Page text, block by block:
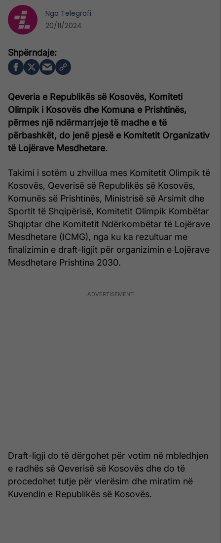
Qeveria e Republikës së Kosovës, Komiteti
Olimpik i Kosovës dhe Komuna e Prishtinës,
përmes një ndërmarrjeje të madhe e të
përbashkët, do jenë pjesë e Komitetit Organizativ
të Lojërave Mesdhetare.
Takimi i sotëm u zhvillua mes Komitetit Olimpik të
Kosovës, Qeverisë së Republikës së Kosovës,
Komunës së Prishtinës, Ministrisë së Arsimit dhe
Sportit të Shqipërisë, Komitetit Olimpik Kombëtar
Shqiptar dhe Komitetit Ndërkombëtar të Lojërave
Mesdhetare (ICMG), nga ku ka rezultuar me
finalizimin e draft-ligjit për organizimin e Lojërave
Mesdhetare Prishtina 2030.
Draft-ligji do të dërgohet për votim në mbledhjen
e radhës së Qeverisë së Kosovës dhe do të
procedohet tutje për vlerësim dhe miratim në
Kuvendin e Republikës së Kosovës.
Nga Telegrafi
20/11/2024